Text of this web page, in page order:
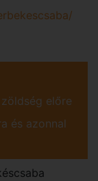
előre
és azonnal